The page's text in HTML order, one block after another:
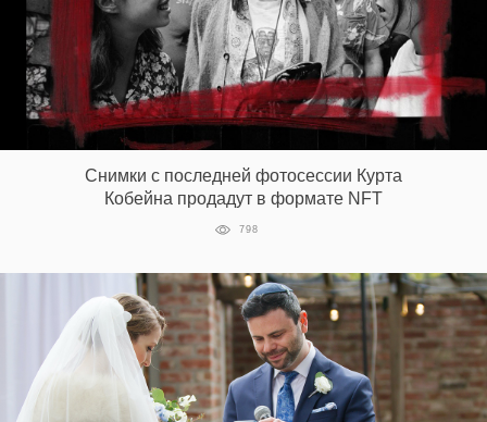
Снимки с последней фотосессии Курта
Кобейна продадут в формате NFT
798